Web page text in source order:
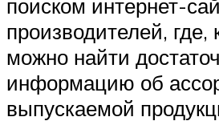
поиском интернет-
производителей, где,
можно найти
информацию об
выпускаемой